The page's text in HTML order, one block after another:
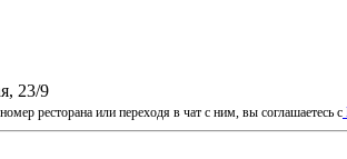
23/9
ресторана или переходя в чат с ним, вы соглашаетесь с